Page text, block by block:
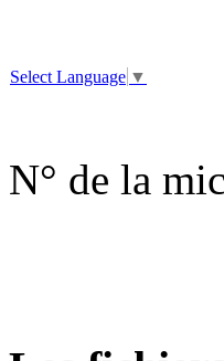
Select Language ▼
N° de la